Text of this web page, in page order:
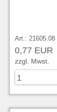
Art.: 21605.08
0,77 EUR
zzgl. Mwst.